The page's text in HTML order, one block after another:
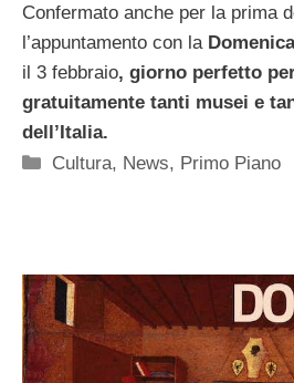
Confermato anche per la prima
l’appuntamento con la
il 3 febbraio, giorno perfetto
gratuitamente tanti musei e
dell’Italia.
Categorie
Cultura, News, Primo Piano